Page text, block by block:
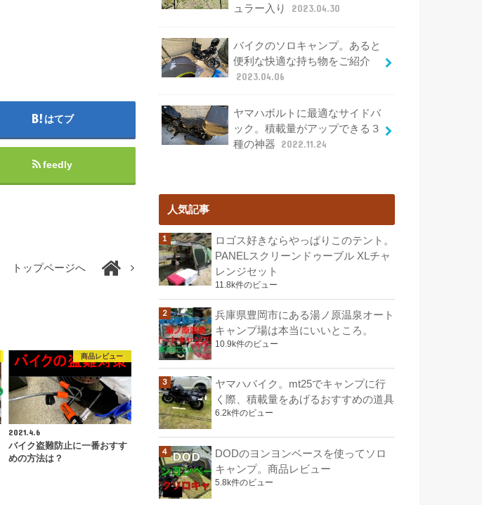
はてブ
feedly
トップページへ
商品レビュー
2021.4.6
バイク盗難防止に一番おすす
めの方法は？
ュラー入り
2023.04.30
バイクのソロキャンプ。あると
便利な快適な持ち物をご紹介
2023.04.06
ヤマハボルトに最適なサイドバ
ック。積載量がアップできる３
種の神器
2022.11.24
人気記事
ロゴス好きならやっぱりこのテント。
PANELスクリーンドゥーブル XLチャ
レンジセット
11.8k件のビュー
兵庫県豊岡市にある湯ノ原温泉オート
キャンプ場は本当にいいところ。
10.9k件のビュー
ヤマハバイク。mt25でキャンプに行
く際、積載量をあげるおすすめの道具
6.2k件のビュー
DODのヨンヨンベースを使ってソロ
キャンプ。商品レビュー
5.8k件のビュー